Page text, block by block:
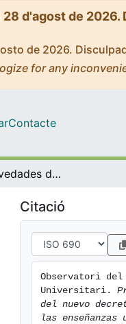
d'agost de 2026.
de 2026.
for any
Contacte
Principales novedades del nuevo decreto de organización de las enseñanzas universitarias
Citació
Observatori del
Universitari.
del nuevo
las